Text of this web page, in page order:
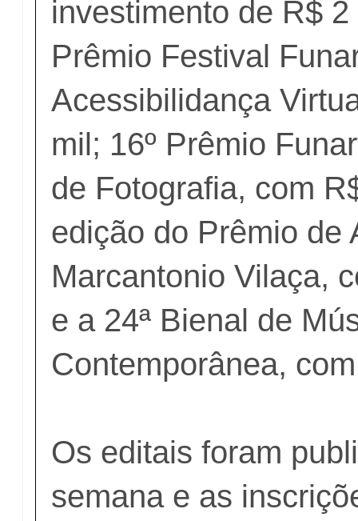
investimento de R$
Prêmio Festival
Acessibilidança
mil; 16º Prêmio
de Fotografia, com
edição do Prêmio de
Marcantonio Vilaça,
e a 24ª Bienal de
Contemporânea,
Os editais foram
semana e as